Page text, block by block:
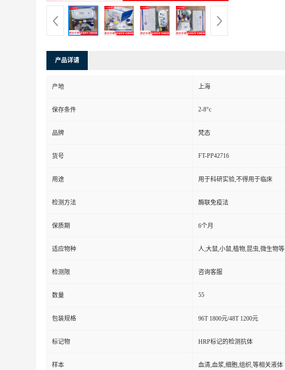
产品详请
产地 上海
保存条件 2-8°c
品牌 梵态
货号 FT-PP42716
用途 用于科研实验,不得用于临床
检测方法 酶联免疫法
保质期 6个月
适应物种 人,大鼠,小鼠,植物,昆虫,微生物等
检测限 咨询客服
数量 55
包装规格 96T 1800元/48T 1200元
标记物 HRP标记的检测抗体
样本 血清,血浆,细胞,组织,等相关液体